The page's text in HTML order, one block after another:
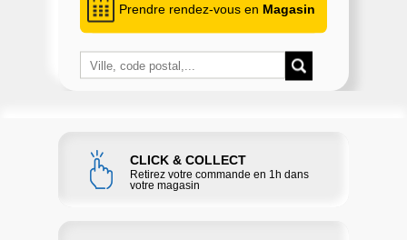
Prendre rendez-vous en Magasin
CLICK & COLLECT
Retirez votre commande en 1h dans
votre magasin